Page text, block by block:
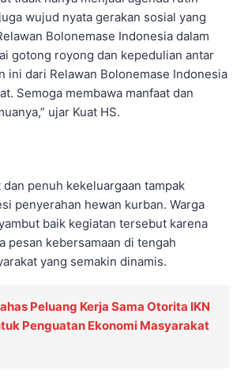
wujud nyata gerakan sosial yang
Bolonemase Indonesia dalam
gotong royong dan kepedulian antar
ini dari Relawan Bolonemase Indonesia
Semoga membawa manfaat dan
ujar Kuat HS.
dan penuh kekeluargaan tampak
penyerahan hewan kurban. Warga
baik kegiatan tersebut karena
pesan kebersamaan di tengah
yang semakin dinamis.
Peluang Kerja Sama Otorita IKN
Penguatan Ekonomi Masyarakat